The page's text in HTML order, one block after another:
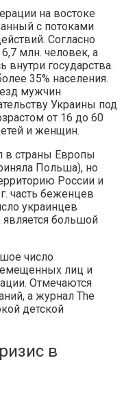
на востоке
с потоками
Согласно
млн. человек, а
государства.
35% населения.
мужчин
Украины под
от 16 до 60
и женщин.
в страны Европы
Польша), но
России и
часть беженцев
украинцев
является большой
число
лиц и
Отмечаются
а журнал The
детской
в